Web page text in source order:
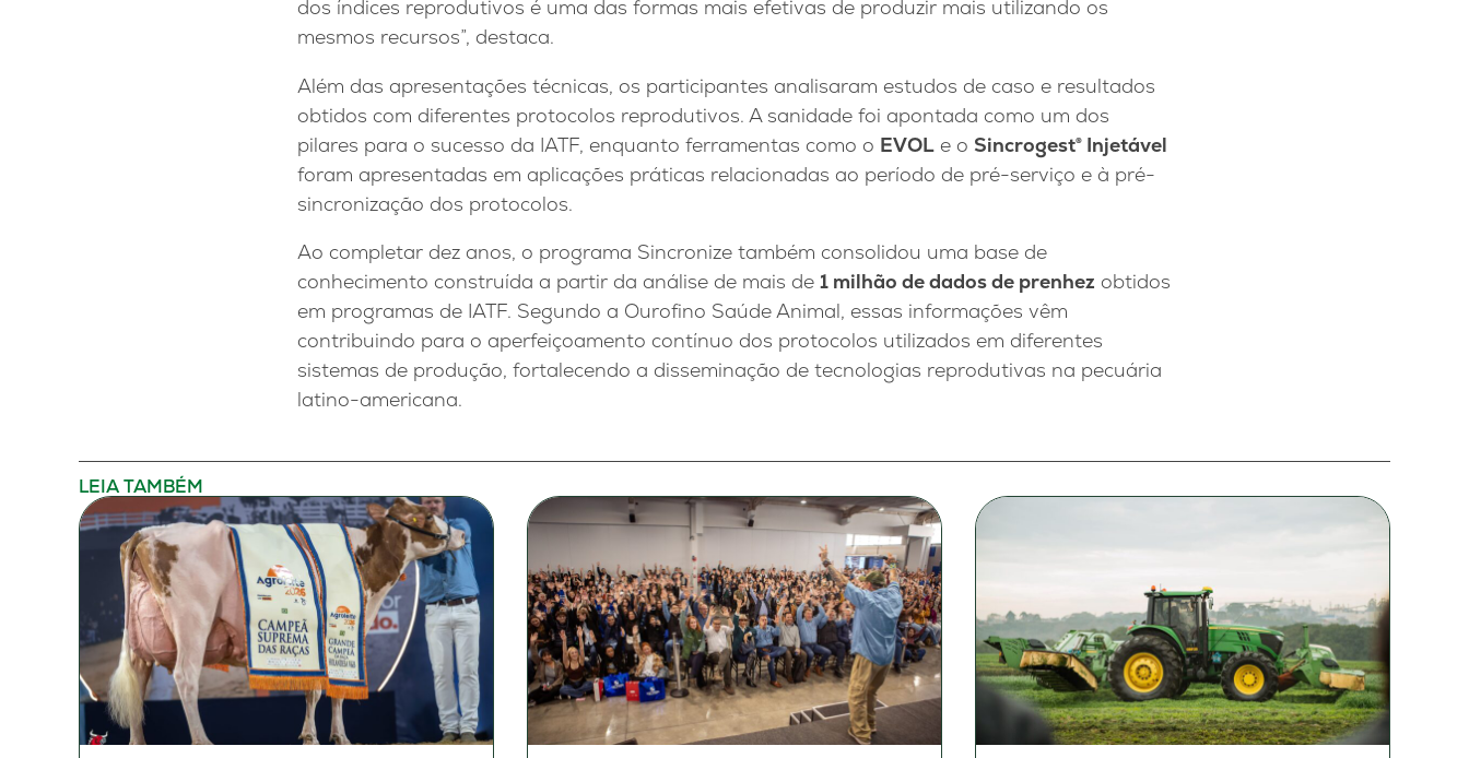
dos índices reprodutivos é uma das formas mais efetivas de produzir mais utilizando os
mesmos recursos”, destaca.
Além das apresentações técnicas, os participantes analisaram estudos de caso e resultados
obtidos com diferentes protocolos reprodutivos. A sanidade foi apontada como um dos
pilares para o sucesso da IATF, enquanto ferramentas como o EVOL e o Sincrogest® Injetável
foram apresentadas em aplicações práticas relacionadas ao período de pré-serviço e à pré-
sincronização dos protocolos.
Ao completar dez anos, o programa Sincronize também consolidou uma base de
conhecimento construída a partir da análise de mais de 1 milhão de dados de prenhez obtidos
em programas de IATF. Segundo a Ourofino Saúde Animal, essas informações vêm
contribuindo para o aperfeiçoamento contínuo dos protocolos utilizados em diferentes
sistemas de produção, fortalecendo a disseminação de tecnologias reprodutivas na pecuária
latino-americana.
LEIA TAMBÉM